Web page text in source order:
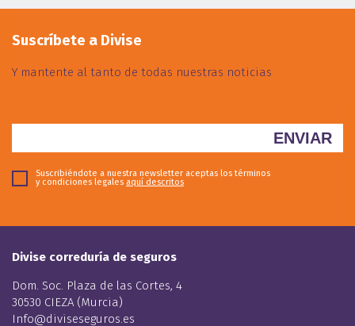
Suscríbete a Divise
Y mantente al tanto de todas nuestras noticias
Suscribiéndote a nuestra newsletter aceptas los términos
y condiciones legales aquí descritos
Divise correduría de seguros
Dom. Soc. Plaza de las Cortes, 4
30530 CIEZA (Murcia)
Info@diviseseguros.es